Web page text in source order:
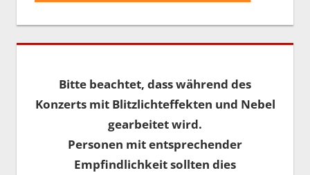
Bitte beachtet, dass während des
Konzerts mit Blitzlichteffekten und Nebel
gearbeitet wird.
Personen mit entsprechender
Empfindlichkeit sollten dies